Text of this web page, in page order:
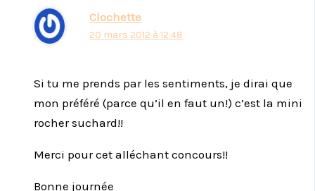
Clochette
20 mars 2012 à 12:48
Si tu me prends par les sentiments, je dirai que
mon préféré (parce qu’il en faut un!) c’est la mini
rocher suchard!!
Merci pour cet alléchant concours!!
Bonne journée